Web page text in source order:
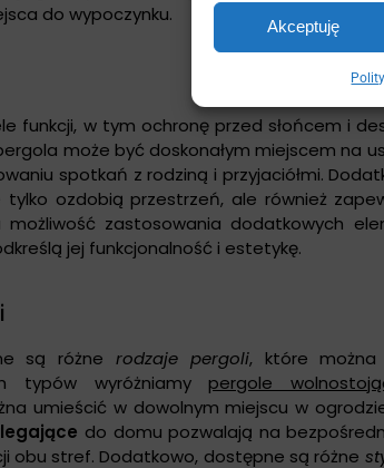
Akceptuję
do wypoczynku.
funkcji, w tym ochronę przed słońcem i
może być doskonałym miejscem na
spotkań z rodziną i przyjaciółmi.
tylko ozdobią przestrzeń, ale również
zastosowania dodatkowych
jej funkcjonalność i estetykę.
są różne rodzaje pergoli, które można
typów wyróżniamy pergole
umieścić w dowolnym miejscu w
do domu pozwalają na
obu stref. Dodatkowo, dostępne są różne